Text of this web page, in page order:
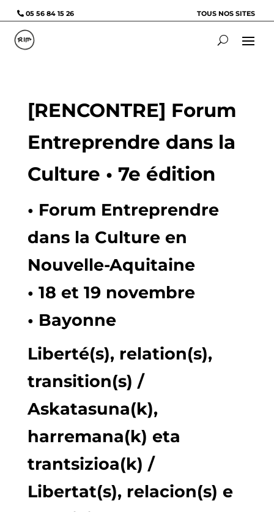
05 56 84 15 26 TOUS NOS SITES
[RENCONTRE] Forum
Entreprendre dans la
Culture • 7e édition
• Forum Entreprendre
dans la Culture en
Nouvelle-Aquitaine
• 18 et 19 novembre
• Bayonne
Liberté(s), relation(s),
transition(s) /
Askatasuna(k),
harremana(k) eta
trantsizioa(k) /
Libertat(s), relacion(s) e